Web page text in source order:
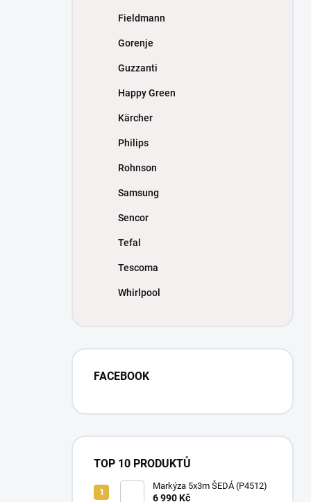
Fieldmann
Gorenje
Guzzanti
Happy Green
Kärcher
Philips
Rohnson
Samsung
Sencor
Tefal
Tescoma
Whirlpool
FACEBOOK
TOP 10 PRODUKTŮ
Markýza 5x3m ŠEDÁ (P4512)
6 990 Kč